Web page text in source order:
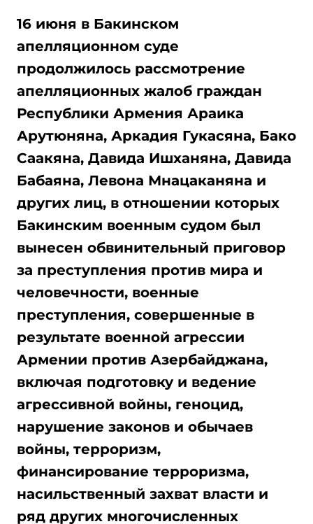
16 июня в Бакинском
апелляционном суде
продолжилось рассмотрение
апелляционных жалоб граждан
Республики Армения Араика
Арутюняна, Аркадия Гукасяна, Бако
Саакяна, Давида Ишханяна, Давида
Бабаяна, Левона Мнацаканяна и
других лиц, в отношении которых
Бакинским военным судом был
вынесен обвинительный приговор
за преступления против мира и
человечности, военные
преступления, совершенные в
результате военной агрессии
Армении против Азербайджана,
включая подготовку и ведение
агрессивной войны, геноцид,
нарушение законов и обычаев
войны, терроризм,
финансирование терроризма,
насильственный захват власти и
ряд других многочисленных